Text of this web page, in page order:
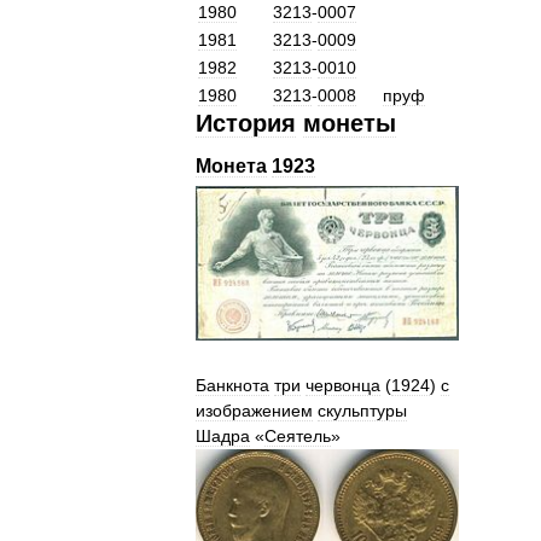
1980
3213-0007
1981
3213-0009
1982
3213-0010
1980
3213-0008 пруф
История монеты
Монета 1923
Банкнота три червонца (1924) с
изображением скульптуры
Шадра «Сеятель»